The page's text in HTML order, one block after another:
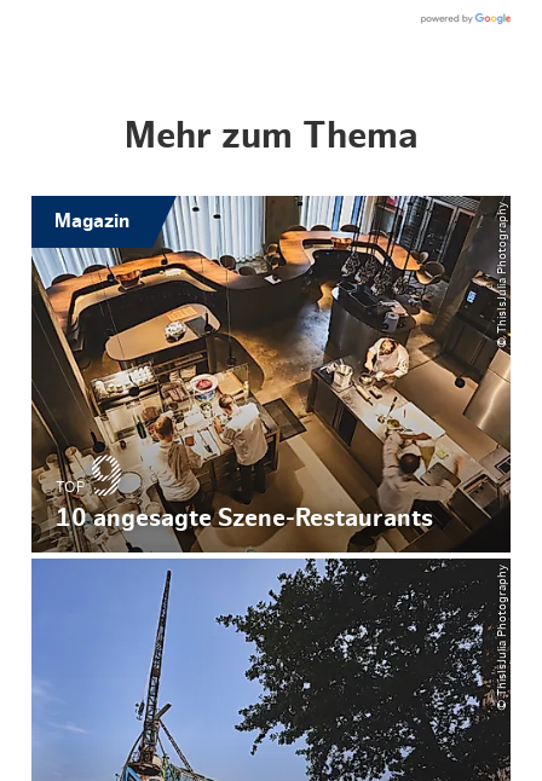
Mehr zum Thema
© ThisIsJulia Photography
TOP
10 angesagte Szene-Restaurants
Magazin
© ThisIsJulia Photography